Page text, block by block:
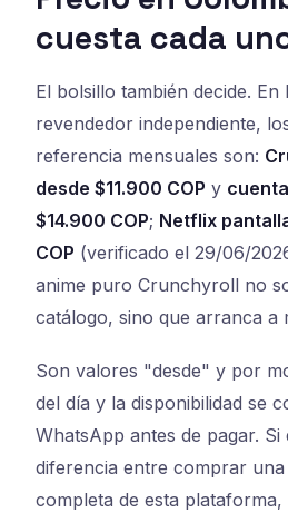
cuesta cada
El bolsillo también decide.
revendedor independiente,
referencia mensuales son:
desde $11.900 COP y
$14.900 COP; Netflix
COP (verificado el 29/06/
anime puro Crunchyroll no
catálogo, sino que arranca a
Son valores "desde" y por
del día y la disponibilidad se
WhatsApp antes de pagar.
diferencia entre comprar
completa de esta